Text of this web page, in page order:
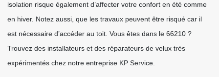
isolation risque également d’affecter votre confort en été comme
en hiver. Notez aussi, que les travaux peuvent être risqué car il
est nécessaire d’accéder au toit. Vous êtes dans le 66210 ?
Trouvez des installateurs et des réparateurs de velux très
expérimentés chez notre entreprise KP Service.